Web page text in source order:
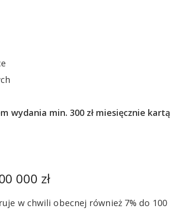
wydania min. 300 zł miesięcznie kartą
000 zł
w chwili obecnej również 7% do 100